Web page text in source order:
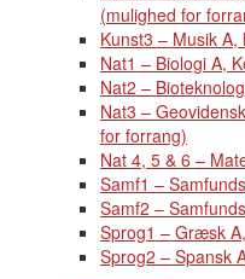
(mulighed for
Kunst3 – Musik A,
Nat1 – Biologi A,
Nat2 –
Nat3 –
for forrang)
Nat 4, 5 & 6 –
Samf1 –
Samf2 –
Sprog1 – Græsk
Sprog2 – Spansk